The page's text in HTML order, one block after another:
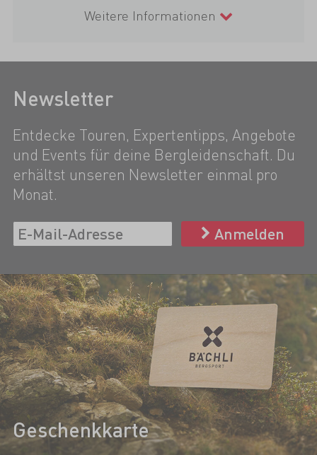
Weitere Informationen
Newsletter
Entdecke Touren, Expertentipps, Angebote
und Events für deine Bergleidenschaft. Du
erhältst unseren Newsletter einmal pro
Monat.
Anmelden
Geschenkkarte